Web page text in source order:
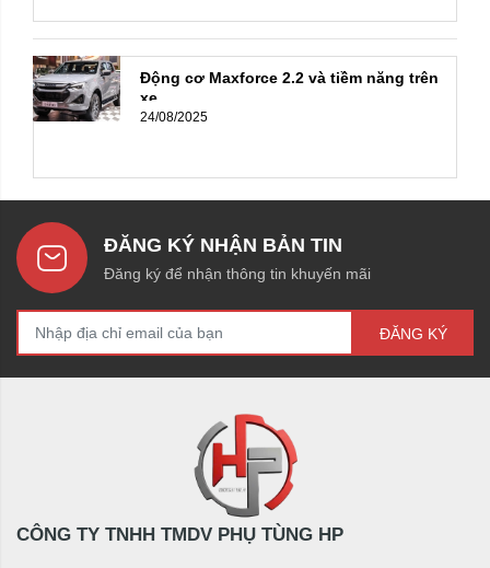
Động cơ Maxforce 2.2 và tiềm năng trên
xe ...
24/08/2025
ĐĂNG KÝ NHẬN BẢN TIN
Đăng ký để nhận thông tin khuyến mãi
ĐĂNG KÝ
CÔNG TY TNHH TMDV PHỤ TÙNG HP